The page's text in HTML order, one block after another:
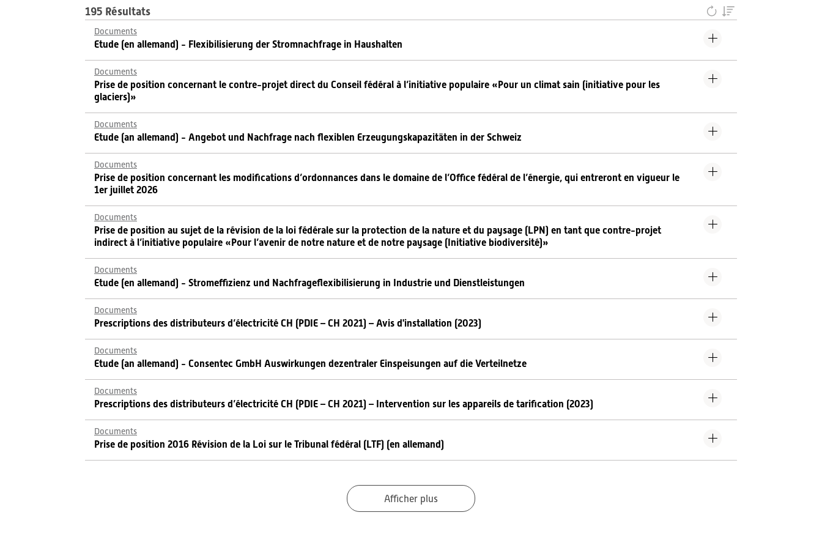
195 Résultats
Documents
Etude (en allemand) - Flexibilisierung der Stromnachfrage in Haushalten
Documents
Prise de position concernant le contre-projet direct du Conseil fédéral à l’initiative populaire «Pour un climat sain (initiative pour les
glaciers)»
Documents
Etude (an allemand) - Angebot und Nachfrage nach flexiblen Erzeugungskapazitäten in der Schweiz
Documents
Prise de position concernant les modifications d’ordonnances dans le domaine de l’Office fédéral de l’énergie, qui entreront en vigueur le
1er juillet 2026
Documents
Prise de position au sujet de la révision de la loi fédérale sur la protection de la nature et du paysage (LPN) en tant que contre-projet
indirect à l’initiative populaire «Pour l’avenir de notre nature et de notre paysage (Initiative biodiversité)»
Documents
Etude (en allemand) - Stromeffizienz und Nachfrageflexibilisierung in Industrie und Dienstleistungen
Documents
Prescriptions des distributeurs d’électricité CH (PDIE – CH 2021) – Avis d'installation (2023)
Documents
Etude (an allemand) - Consentec GmbH Auswirkungen dezentraler Einspeisungen auf die Verteilnetze
Documents
Prescriptions des distributeurs d’électricité CH (PDIE – CH 2021) – Intervention sur les appareils de tarification (2023)
Documents
Prise de position 2016 Révision de la Loi sur le Tribunal fédéral (LTF) (en allemand)
Afficher plus